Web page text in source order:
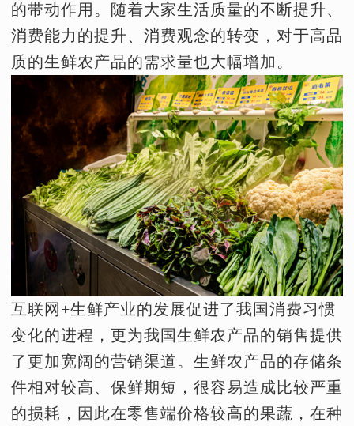
的带动作用。随着大家生活质量的不断提升、
消费能力的提升、消费观念的转变，对于高品
质的生鲜农产品的需求量也大幅增加。
互联网+生鲜产业的发展促进了我国消费习惯
变化的进程，更为我国生鲜农产品的销售提供
了更加宽阔的营销渠道。生鲜农产品的存储条
件相对较高、保鲜期短，很容易造成比较严重
的损耗，因此在零售端价格较高的果蔬，在种